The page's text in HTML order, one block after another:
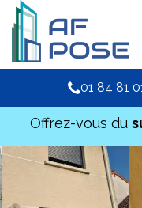
01 84 81
Offrez-vous du